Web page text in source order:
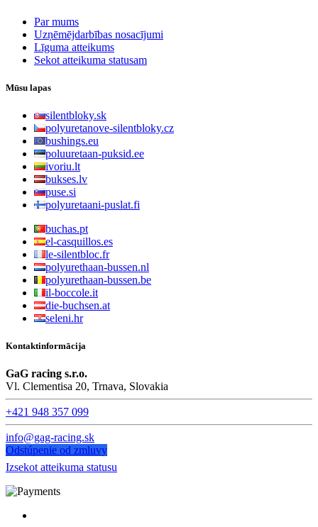
Par mums
Uzņēmējdarbības nosacījumi
Līguma atteikums
Sekot atteikuma statusam
Mūsu lapas
silentbloky.sk
polyuretanove-silentbloky.cz
bushings.eu
poluuretaan-puksid.ee
ivoriu.lt
bukses.lv
puse.si
polyuretaani-puslat.fi
buchas.pt
el-casquillos.es
le-silentbloc.fr
polyurethaan-bussen.nl
polyurethaan-bussen.be
il-boccole.it
die-buchsen.at
seleni.hr
Kontaktinformācija
GaG racing s.r.o.
Vl. Clementisa 20, Trnava, Slovakia
+421 948 357 099
info@gag-racing.sk
Odstúpenie od zmluvy
Izsekot atteikuma statusu